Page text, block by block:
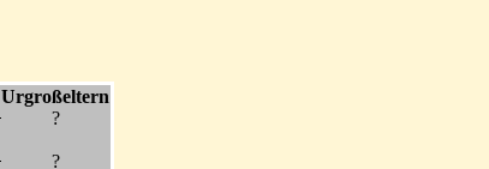
Urgroßeltern
?
?